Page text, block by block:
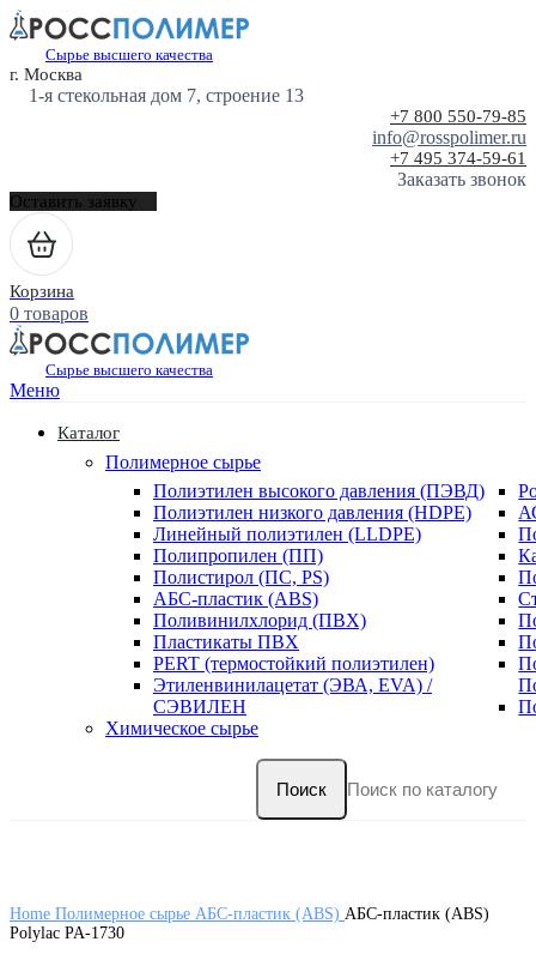
Сырье высшего качества
г. Москва
1-я стекольная дом 7, строение 13
+7 800 550-79-85
info@rosspolimer.ru
+7 495 374-59-61
Заказать звонок
Оставить заявку
Корзина
0 товаров
Сырье высшего качества
Меню
Каталог
Полимерное сырье
Полиэтилен высокого давления (ПЭВД)
Полиэтилен низкого давления (HDPE)
Линейный полиэтилен (LLDPE)
Полипропилен (ПП)
Полистирол (ПС, PS)
АБС-пластик (ABS)
Поливинилхлорид (ПВХ)
Пластикаты ПВХ
PERT (термостойкий полиэтилен)
Этиленвинилацетат (ЭВА, EVA) /
СЭВИЛЕН
Химическое сырье
Поиск
Home Полимерное сырье АБС-пластик (ABS) АБС-пластик (ABS)
Polylac PA-1730